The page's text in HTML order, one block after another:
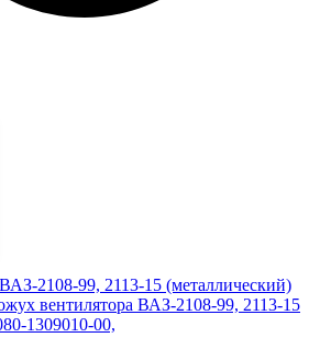
2108-99, 2113-15 (металлический)
вентилятора ВАЗ-2108-99, 2113-15
1309010-00,